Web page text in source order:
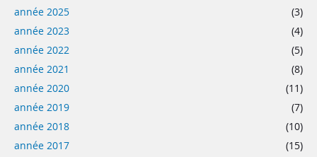
année 2025
(3)
année 2023
(4)
année 2022
(5)
année 2021
(8)
année 2020
(11)
année 2019
(7)
année 2018
(10)
année 2017
(15)